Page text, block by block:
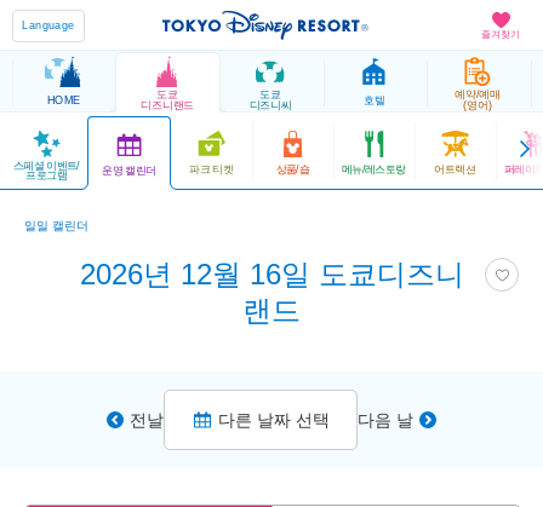
즐겨찾기
Language
HOME
도쿄
디즈니랜드
도쿄
디즈니씨
호텔
예약/예매
(영어)
스페셜 이벤트/
프로그램 운영 캘린더 파크 티켓 상품/숍 메뉴/레스토랑 어트랙션 퍼레이
일일 캘린더
2026년 12월 16일 도쿄디즈니
랜드
전날 다른 날짜 선택 다음 날